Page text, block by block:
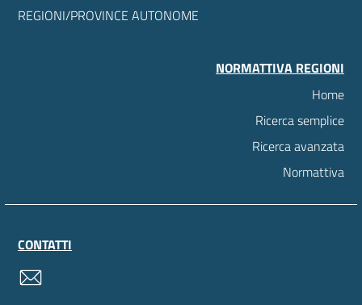
REGIONI/PROVINCE AUTONOME
NORMATTIVA REGIONI
Home
Ricerca semplice
Ricerca avanzata
Normattiva
CONTATTI